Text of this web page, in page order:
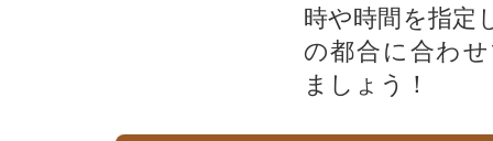
時や時間を指定
の都合に合わ
ましょう！